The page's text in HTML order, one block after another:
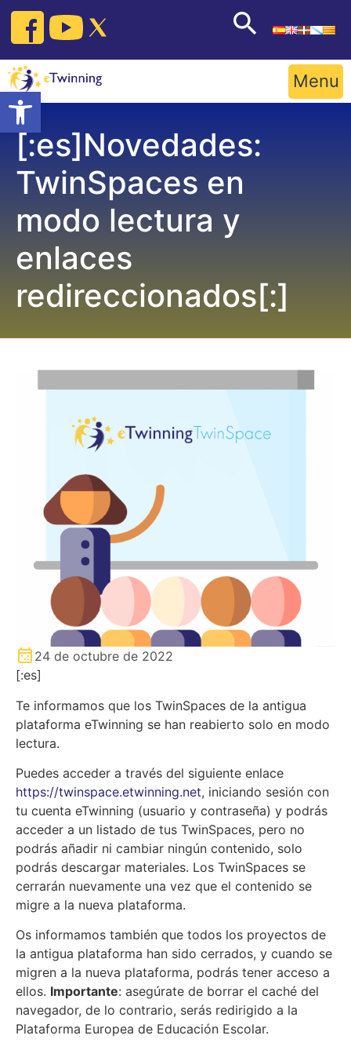
Open toolbar
Skip
content
Menu
[:es]Novedades:
TwinSpaces en
modo lectura y
enlaces
redireccionados[:]
24 de octubre de 2022
[:es]
Te informamos que los TwinSpaces de la antigua
plataforma eTwinning se han reabierto solo en modo
lectura.
Puedes acceder a través del siguiente enlace
https://twinspace.etwinning.net, iniciando sesión con
tu cuenta eTwinning (usuario y contraseña) y podrás
acceder a un listado de tus TwinSpaces, pero no
podrás añadir ni cambiar ningún contenido, solo
podrás descargar materiales. Los TwinSpaces se
cerrarán nuevamente una vez que el contenido se
migre a la nueva plataforma.
Os informamos también que todos los proyectos de
la antigua plataforma han sido cerrados, y cuando se
migren a la nueva plataforma, podrás tener acceso a
ellos. Importante: asegúrate de borrar el caché del
navegador, de lo contrario, serás redirigido a la
Plataforma Europea de Educación Escolar.